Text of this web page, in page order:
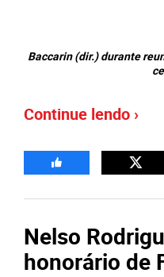
Baccarin (dir.) durante
Continue lendo ›
Nelso
honorário de